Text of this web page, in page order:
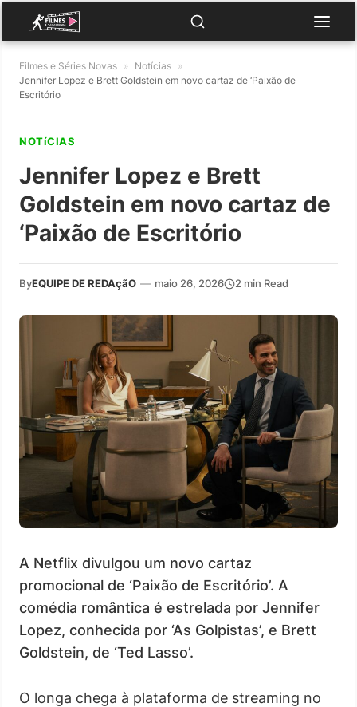
Filmes e Séries Novas » Notícias »
Jennifer Lopez e Brett Goldstein em novo cartaz de ‘Paixão de
Escritório
NOTíCIAS
Jennifer Lopez e Brett
Goldstein em novo cartaz de
‘Paixão de Escritório
ByEQUIPE DE REDAçãO — maio 26, 2026 2 min Read
A Netflix divulgou um novo cartaz
promocional de ‘Paixão de Escritório’. A
comédia romântica é estrelada por Jennifer
Lopez, conhecida por ‘As Golpistas’, e Brett
Goldstein, de ‘Ted Lasso’.
O longa chega à plataforma de streaming no